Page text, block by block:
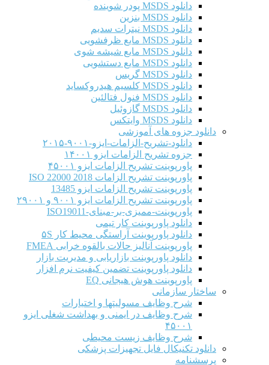
دانلود MSDS پودر شوینده
دانلود MSDS بنزین
دانلود MSDS نیترات سدیم
دانلود MSDS مایع ظرفشویی
دانلود MSDS مایع شیشه شوی
دانلود MSDS مایع دستشویی
دانلود MSDS گریس
دانلود MSDS کلسیم هیدروکساید
دانلود MSDS فنول فتالئین
دانلود MSDS گازوئیل
دانلود MSDS وایتکس
دانلود جزوه های آموزشی
دانلود-تشریح-الزامات-ایزو-۹۰۰۱-۲۰۱۵
جزوه تشریح الزامات ایزو ۱۴۰۰۱
پاورپوینت تشریح الزامات ایزو ۴۵۰۰۱
پاورپوینت تشریح الزامات ISO 22000 2018
پاورپوینت تشریح الزامات ایزو 13485
پاورپوینت تشریح الزامات ایزو ۹۰۰۱ و ۲۹۰۰۱
پاورپوینت-ممیزی-بر-مبنای-ISO19011
دانلود پاورپوینت کار تیمی
دانلود پاورپوینت آراستگی محیط کار ۵S
پاورپوینت آنالیز حالات بالقوه خرابی FMEA
دانلود پاورپوینت بازاریابی و مدیریت بازار
دانلود پاورپوینت تضمین کیفیت نرم افزار
پاورپوینت هوش هیجانی EQ
ساختار سازمانی
شرح وظايف مسوليتها و اختيارات
شرح وظایف در ایمنی و بهداشت شغلی ایزو
۴۵۰۰۱
شرح وظایف زیست محیطی
دانلود تکنیکال فایل تجهیزات پزشکی
پرسشنامه